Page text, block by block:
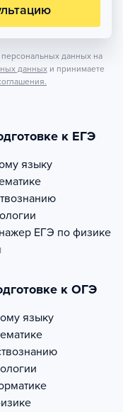
данных на
данных и принимаете
к ЕГЭ
языку
ЕГЭ по физике
к ОГЭ
языку